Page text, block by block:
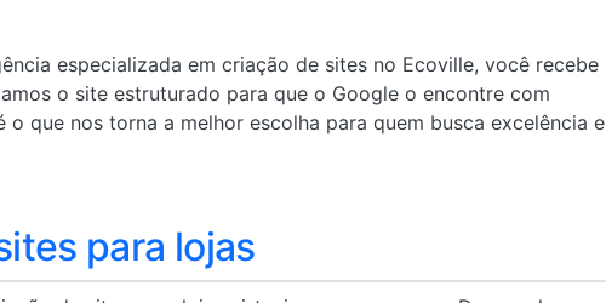
especializada em criação de sites no Ecoville, você recebe
o site estruturado para que o Google o encontre com
que nos torna a melhor escolha para quem busca excelência e
para lojas